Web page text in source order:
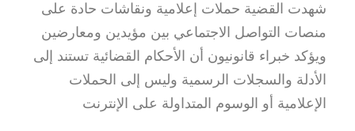
شهدت القضية حملات إعلامية ونقاشات حادة على
منصات التواصل الاجتماعي بين مؤيدين ومعارضين
ويؤكد خبراء قانونيون أن الأحكام القضائية تستند إلى
الأدلة والسجلات الرسمية وليس إلى الحملات
الإعلامية أو الوسوم المتداولة على الإنترنت